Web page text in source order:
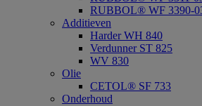
RUBBOL® WF 3390-
Additieven
Harder WH 840
Verdunner ST 825
WV 830
Olie
CETOL® SF 733
Onderhoud